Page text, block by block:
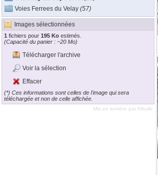
Voies Ferrees du Velay (57)
Images sélectionnées
1 fichiers pour 195 Ko estimés.
(Capacité du panier : ~20 Mo)
Télécharger l'archive
Voir la sélection
Effacer
(*) Ces informations sont celles de l'image qui sera
téléchargée et non de celle affichée.
Mis en lumière par Albulle